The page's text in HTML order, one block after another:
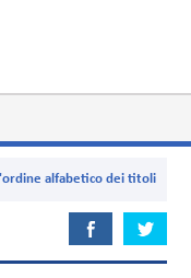
alfabetico dei titoli